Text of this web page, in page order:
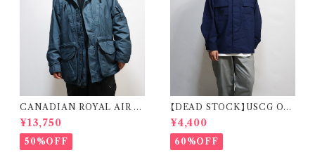
CANADIAN ROYAL AIR F
ORCE COLD & WET WEA
THER PARKA カナディアンゴ
アテックス カナダ軍 ロイヤルエ
アフォース
¥13,750
50%OFF
【DEAD STOCK】USCG OD
U SHIRT REMAKE CARDI
GAN 米国沿岸警備隊 オペレー
ションジャケット リメイク カーデ
ィガン
¥4,400
60%OFF